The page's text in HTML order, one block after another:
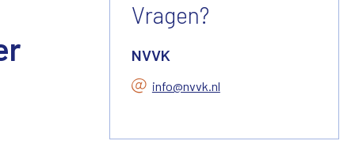
Vragen?
NVVK
info@nvvk.nl